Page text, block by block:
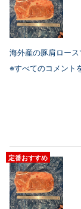
海外産の豚肩ロー
※すべてのコメント
定番おすすめ